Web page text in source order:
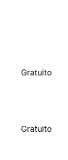
Gratuito
Gratuito